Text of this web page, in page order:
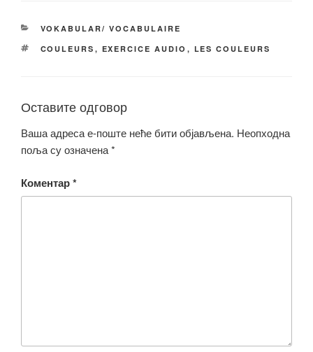
e
b
k
er y
Li
e
КАТЕГОРИЈЕ
VOKABULAR/ VOCABULAIRE
ОЗНАКЕ
COULEURS , EXERCICE AUDIO , LES COULEURS
Оставите одговор
Ваша адреса е-поште неће бити објављена. Неопходна
поља су означена*
Коментар*